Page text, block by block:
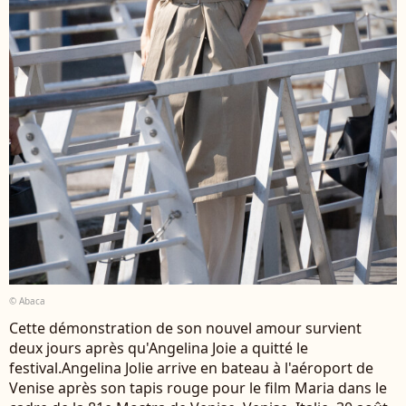
© Abaca
Cette démonstration de son nouvel amour survient
deux jours après qu'Angelina Joie a quitté le
festival.Angelina Jolie arrive en bateau à l'aéroport de
Venise après son tapis rouge pour le film Maria dans le